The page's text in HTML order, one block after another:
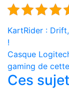
de
l’article
KartRider :
!
Casque
gaming de
Ces